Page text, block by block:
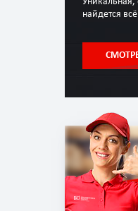
найдется всё